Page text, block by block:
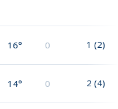
16° 0 1 (2)
14° 0 2 (4)